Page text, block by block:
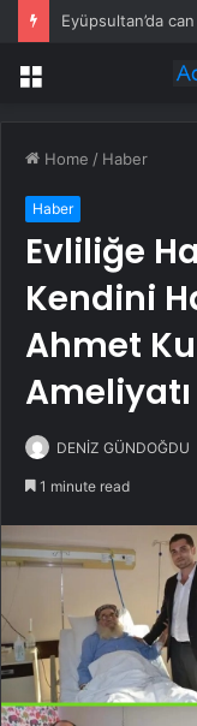
Eyüpsultan’da
Menu
Home / Haber
Haber
Evliliğe
Kendini
Ahmet
DENİZ GÜNDOĞDU
1 minute read